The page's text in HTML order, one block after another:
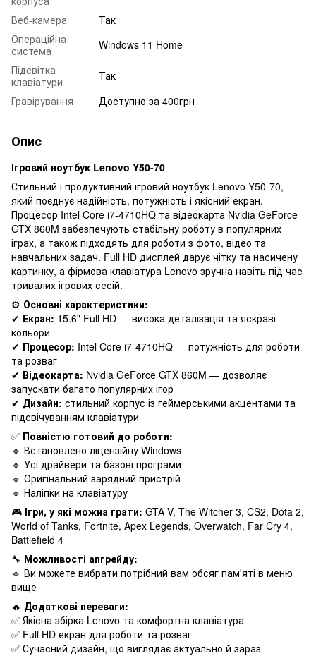
Веб-камера
Так
Операційна
система
Windows 11 Home
Підсвітка
клавіатури
Так
Гравірування
Доступно за 400грн
Опис
Ігровий ноутбук Lenovo Y50-70
Стильний і продуктивний ігровий ноутбук Lenovo Y50-70,
який поєднує надійність, потужність і якісний екран.
Процесор Intel Core i7-4710HQ та відеокарта Nvidia GeForce
GTX 860M забезпечують стабільну роботу в популярних
іграх, а також підходять для роботи з фото, відео та
навчальних задач. Full HD дисплей дарує чітку та насичену
картинку, а фірмова клавіатура Lenovo зручна навіть під час
тривалих ігрових сесій.
⚙️ Основні характеристики:
✔ Екран: 15.6" Full HD — висока деталізація та яскраві
кольори
✔ Процесор: Intel Core i7-4710HQ — потужність для роботи
та розваг
✔ Відеокарта: Nvidia GeForce GTX 860M — дозволяє
запускати багато популярних ігор
✔ Дизайн: стильний корпус із геймерськими акцентами та
підсвічуванням клавіатури
✅ Повністю готовий до роботи:
🔹 Встановлено ліцензійну Windows
🔹 Усі драйвери та базові програми
🔹 Оригінальний зарядний пристрій
🔹 Наліпки на клавіатуру
🎮 Ігри, у які можна грати: GTA V, The Witcher 3, CS2, Dota 2,
World of Tanks, Fortnite, Apex Legends, Overwatch, Far Cry 4,
Battlefield 4
🔧 Можливості апгрейду:
🔹 Ви можете вибрати потрібний вам обсяг памʼяті в меню
вище
🔥 Додаткові переваги:
✅ Якісна збірка Lenovo та комфортна клавіатура
✅ Full HD екран для роботи та розваг
✅ Сучасний дизайн, що виглядає актуально й зараз